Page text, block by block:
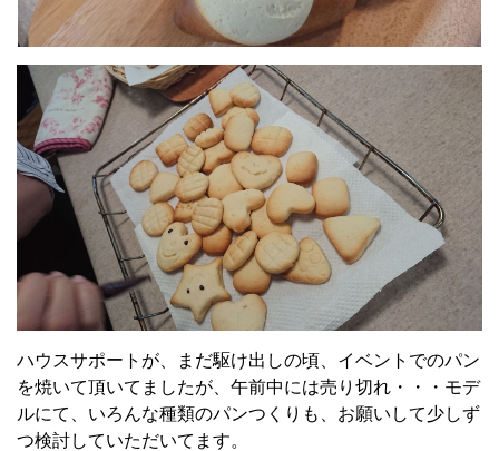
ハウスサポートが、まだ駆け出しの頃、イベントでのパン
を焼いて頂いてましたが、午前中には売り切れ・・・モデ
ルにて、いろんな種類のパンつくりも、お願いして少しず
つ検討していただいてます。